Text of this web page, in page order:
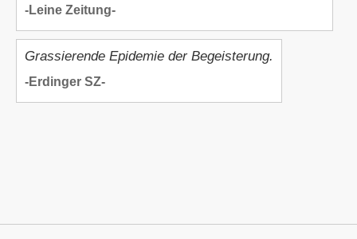
-Leine Zeitung-
Grassierende Epidemie der Begeisterung.
-Erdinger SZ-